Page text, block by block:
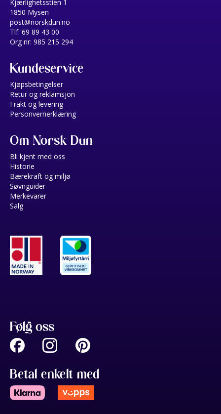
Kjærlighetsstien 1
1850 Mysen
post@norskdun.no
Tlf: 69 89 43 00
Org nr: 985 215 294
Kundeservice
Kjøpsbetingelser
Retur og reklamsjon
Frakt og levering
Personvernerklæring
Om Norsk Dun
Bli kjent med oss
Historie
Bærekraft og miljø
Søvnguider
Merkevarer
Salg
Følg oss
Betal enkelt med